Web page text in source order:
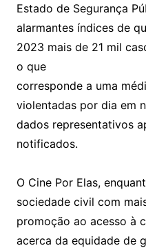
Estado de Segurança
alarmantes índices de
2023 mais de 21 mil
o que
corresponde a uma
violentadas por dia em
dados representativos
notificados.
O Cine Por Elas,
sociedade civil com
promoção ao acesso à
acerca da equidade de